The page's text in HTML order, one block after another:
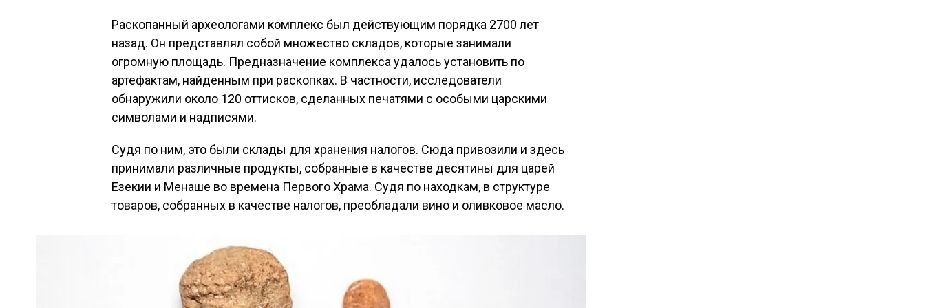
Раскопанный археологами комплекс был действующим порядка 2700 лет
назад. Он представлял собой множество складов, которые занимали
огромную площадь. Предназначение комплекса удалось установить по
артефактам, найденным при раскопках. В частности, исследователи
обнаружили около 120 оттисков, сделанных печатями с особыми царскими
символами и надписями.
Судя по ним, это были склады для хранения налогов. Сюда привозили и здесь
принимали различные продукты, собранные в качестве десятины для царей
Езекии и Менаше во времена Первого Храма. Судя по находкам, в структуре
товаров, собранных в качестве налогов, преобладали вино и оливковое масло.